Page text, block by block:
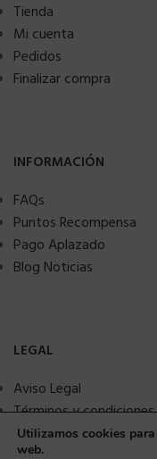
Tienda
Mi cuenta
Pedidos
Finalizar compra
INFORMACIÓN
FAQs
Puntos Recompensa
Pago Aplazado
Blog Noticias
LEGAL
Aviso Legal
Términos y condiciones
Política de privacidad
Utilizamos cookies
web.